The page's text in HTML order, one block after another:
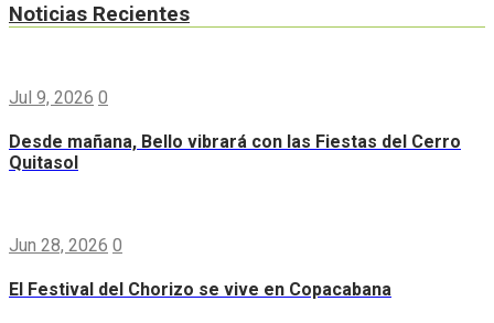
Noticias Recientes
Jul 9, 2026 0
Desde mañana, Bello vibrará con las Fiestas del Cerro
Quitasol
Jun 28, 2026 0
El Festival del Chorizo se vive en Copacabana